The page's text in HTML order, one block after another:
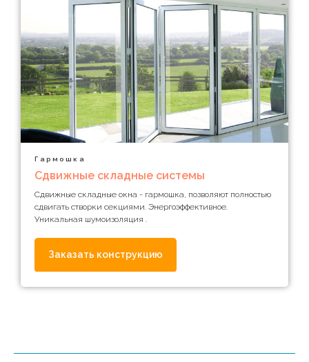
Гармошка
Сдвижные складные системы
Сдвижные складные окна - гармошка, позволяют полностью
сдвигать створки секциями. Энергоэффективное.
Уникальная шумоизоляция .
Заказать конструкцию